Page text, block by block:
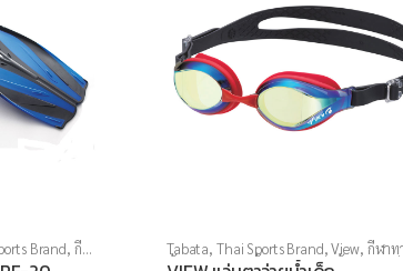
Brand, กีฬา
Tabata, Thai Sports Brand,View, กีฬาท
น้ำ,แว่นตาว่ายน้ำ,แว่นตาว่ายน้ำสำหรับเด็ก